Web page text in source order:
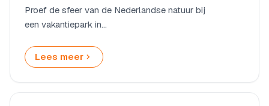
Proef de sfeer van de Nederlandse natuur bij
een vakantiepark in…
Lees meer